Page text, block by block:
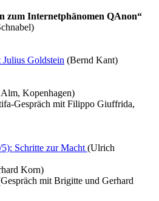
zum Internetphänomen QAnon“
Goldstein (Bernd Kant)
Kopenhagen)
Gespräch mit Filippo Giuffrida,
Schritte zur Macht (Ulrich
Korn)
mit Brigitte und Gerhard